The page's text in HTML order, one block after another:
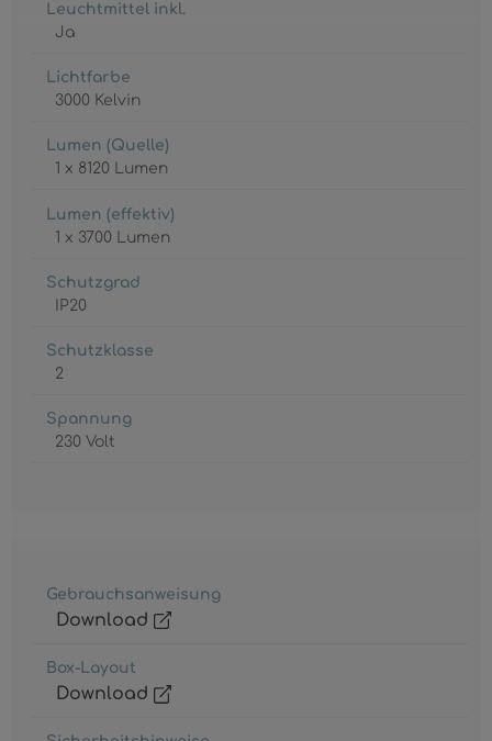
Leuchtmittel inkl.
Ja
Lichtfarbe
3000 Kelvin
Lumen (Quelle)
1 x 8120 Lumen
Lumen (effektiv)
1 x 3700 Lumen
Schutzgrad
IP20
Schutzklasse
2
Spannung
230 Volt
Gebrauchsanweisung
Download
Box-Layout
Download